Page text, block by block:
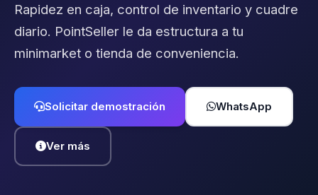
Rapidez en caja, control de inventario y cuadre
diario. PointSeller le da estructura a tu
minimarket o tienda de conveniencia.
Solicitar demostración WhatsApp
Ver más